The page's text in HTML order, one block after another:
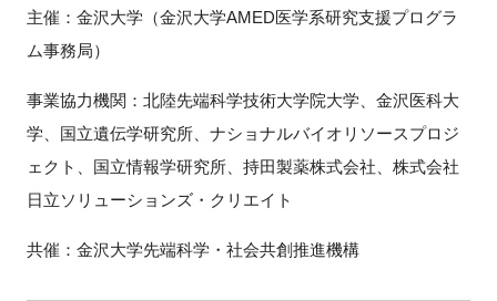
主催：金沢大学（金沢大学AMED医学系研究支援プログラ
ム事務局）
事業協力機関：北陸先端科学技術大学院大学、金沢医科大
学、国立遺伝学研究所、ナショナルバイオリソースプロジ
ェクト、国立情報学研究所、持田製薬株式会社、株式会社
日立ソリューションズ・クリエイト
共催：金沢大学先端科学・社会共創推進機構